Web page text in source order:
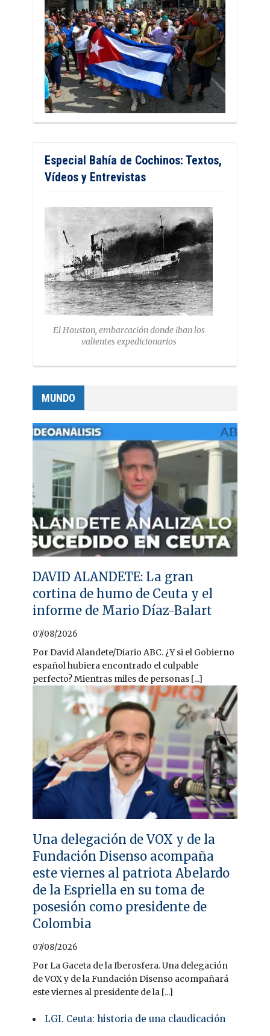
Especial Bahía de Cochinos: Textos,
Vídeos y Entrevistas
El Houston, embarcación donde iban los
valientes expedicionarios
MUNDO
DAVID ALANDETE: La gran
cortina de humo de Ceuta y el
informe de Mario Díaz-Balart
07/08/2026
Por David Alandete/Diario ABC. ¿Y si el Gobierno
español hubiera encontrado el culpable
perfecto? Mientras miles de personas [...]
Una delegación de VOX y de la
Fundación Disenso acompaña
este viernes al patriota Abelardo
de la Espriella en su toma de
posesión como presidente de
Colombia
07/08/2026
Por La Gaceta de la Iberosfera. Una delegación
de VOX y de la Fundación Disenso acompañará
este viernes al presidente de la [...]
LGI. Ceuta: historia de una claudicación